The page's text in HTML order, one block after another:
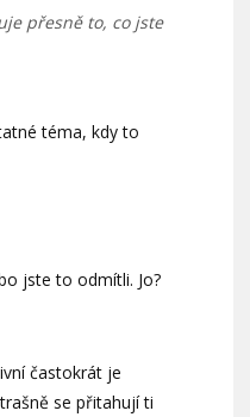
přesně to, co jste
téma, kdy to
jste to odmítli. Jo?
častokrát je
se přitahují ti